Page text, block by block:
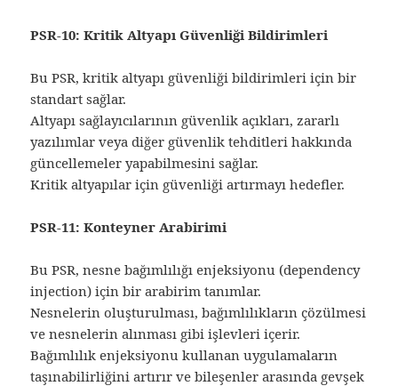
PSR-10: Kritik Altyapı Güvenliği Bildirimleri
Bu PSR, kritik altyapı güvenliği bildirimleri için bir
standart sağlar.
Altyapı sağlayıcılarının güvenlik açıkları, zararlı
yazılımlar veya diğer güvenlik tehditleri hakkında
güncellemeler yapabilmesini sağlar.
Kritik altyapılar için güvenliği artırmayı hedefler.
PSR-11: Konteyner Arabirimi
Bu PSR, nesne bağımlılığı enjeksiyonu (dependency
injection) için bir arabirim tanımlar.
Nesnelerin oluşturulması, bağımlılıkların çözülmesi
ve nesnelerin alınması gibi işlevleri içerir.
Bağımlılık enjeksiyonu kullanan uygulamaların
taşınabilirliğini artırır ve bileşenler arasında gevşek